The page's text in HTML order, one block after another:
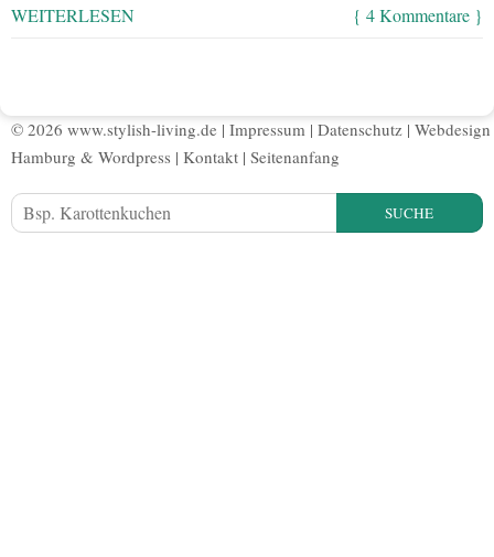
WEITERLESEN { 4 Kommentare }
© 2026 www.stylish-living.de | Impressum | Datenschutz | Webdesign
Hamburg & Wordpress | Kontakt | Seitenanfang
SUCHE